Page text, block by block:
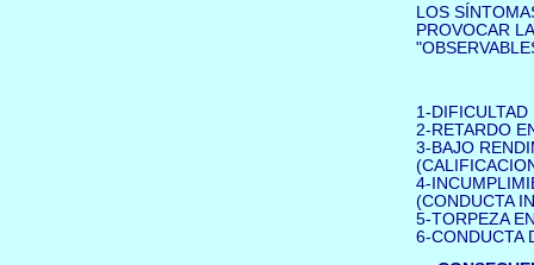
LOS
PROVOCAR
1-DIFICULTAD
2-RETARDO
3-BAJO
4-
(CONDUCTA
5-TORPEZA
6-CONDUCTA